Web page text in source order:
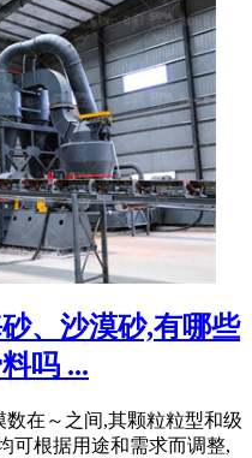
、沙漠砂,有哪些
吗 ...
在～之间,其颗粒粒型和级
可根据用途和需求而调整,